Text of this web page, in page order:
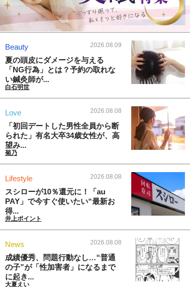
Beauty 2026.08.09
夏の頭皮にダメージを与える
「NG行為」とは？予約の取れな
い鍼灸師が...
白石明世
Love 2026.08.08
「初回デートした男性全員から断
られた」有名大卒34歳女性が、高
望み...
菊乃
Lifestyle 2026.08.08
スシローが10％還元に！「au
PAY」で今すぐ使いたい“最新お
得...
井上ポイント
News 2026.08.08
成績優秀、問題行動なし…“普通
の子”が「性加害者」になるまで
に起き...
大夏えい